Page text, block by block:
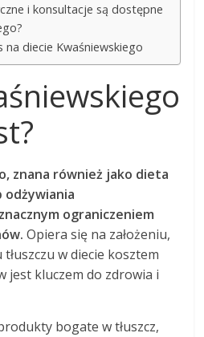
i konsultacje są dostępne
na diecie Kwaśniewskiego
znana również jako dieta
odżywiania
ograniczeniem
Opiera się na założeniu,
w diecie kosztem
jest kluczem do zdrowia i
bogate w tłuszcz,